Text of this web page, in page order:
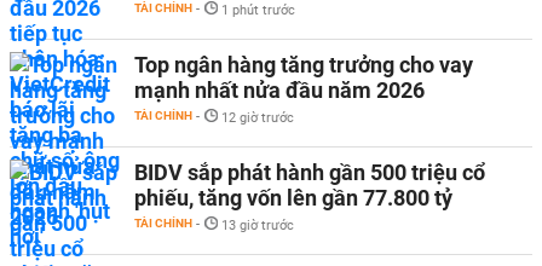
TÀI CHÍNH - 1 phút trước
Top ngân hàng tăng trưởng cho vay
mạnh nhất nửa đầu năm 2026
TÀI CHÍNH - 12 giờ trước
BIDV sắp phát hành gần 500 triệu cổ
phiếu, tăng vốn lên gần 77.800 tỷ
TÀI CHÍNH - 13 giờ trước